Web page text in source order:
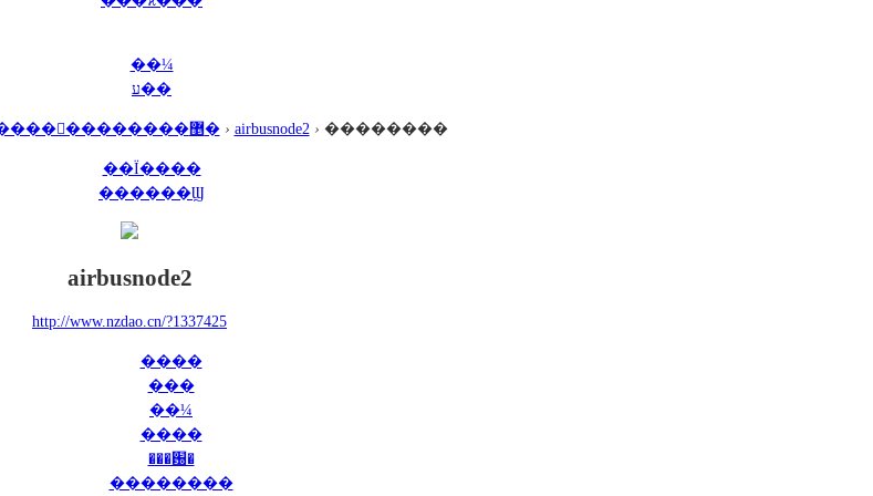
��¼
ע��
������-��ϵ�������񣬷��������޵� › airbusnode2 › ��������
��Ϊ����
������Ϣ
airbusnode2
http://www.nzdao.cn/?1337425
����
���
��¼
����
���԰�
��������